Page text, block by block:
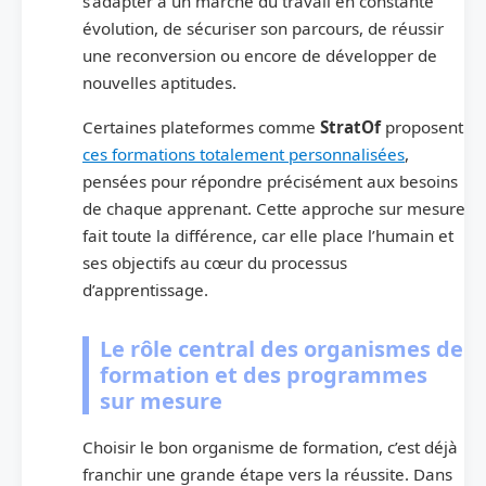
évolution, de sécuriser son parcours, de réussir
une reconversion ou encore de développer de
nouvelles aptitudes.
Certaines plateformes comme StratOfproposent
ces formations totalement personnalisées,
pensées pour répondre précisément aux besoins
de chaque apprenant. Cette approche sur mesure
fait toute la différence, car elle place l’humain et
ses objectifs au cœur du processus
d’apprentissage.
Le rôle central des organismes de
formation et des programmes
sur mesure
Choisir le bon organisme de formation, c’est déjà
franchir une grande étape vers la réussite. Dans